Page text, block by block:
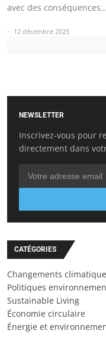
avec des conséquences…
12 décembre 2025
NEWSLETTER
Inscrivez-vous pour
directement dans
CATÉGORIES
Changements
Politiques
Sustainable Living
Économie circulaire
Énergie et